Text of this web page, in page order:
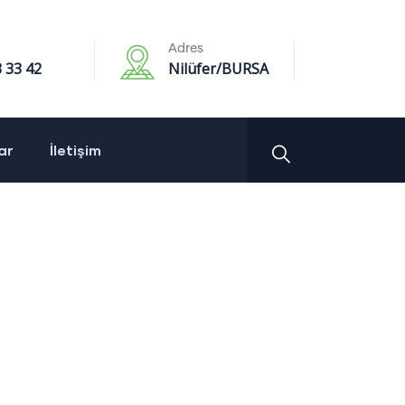
33 42
Adres
Nilüfer/BURSA
İletişim